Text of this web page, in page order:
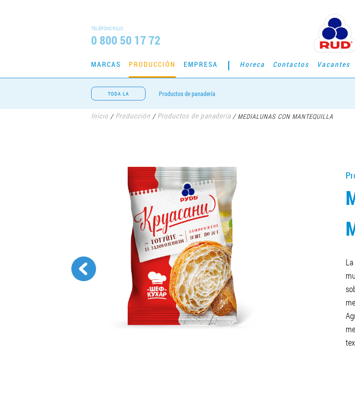
TELÉFONO ROJO
0 800 50 17 72
MARCAS PRODUCCIÓN EMPRESA Horeca Contactos Vacantes
TODA LA
PRODUCCIÓN
Productos de panadería
Inicio / Producción / Productos de panadería /MEDIALUNAS CON MANTEQUILLA